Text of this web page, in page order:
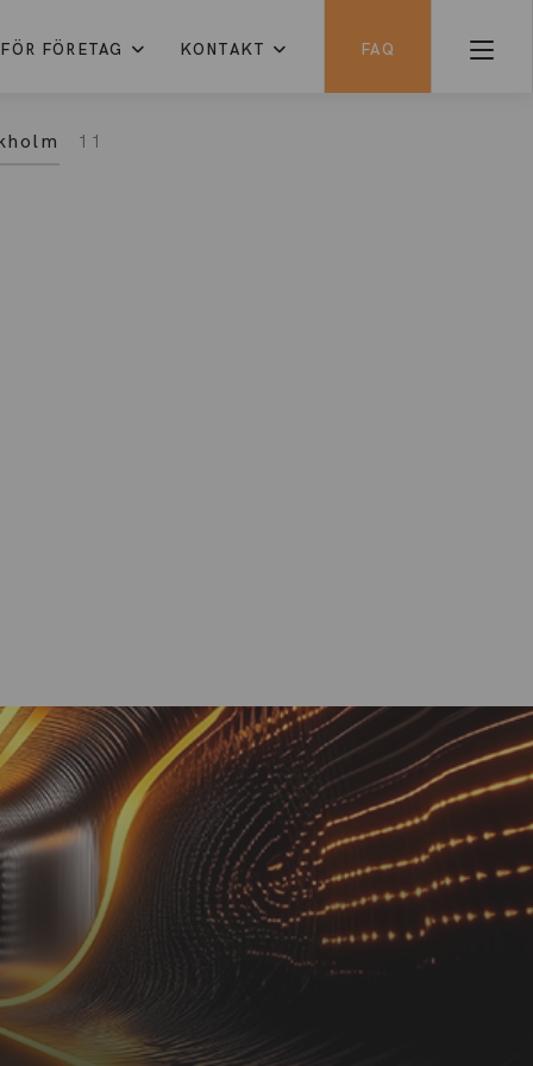
FAQ
FÖR FÖRETAG KONTAKT
11